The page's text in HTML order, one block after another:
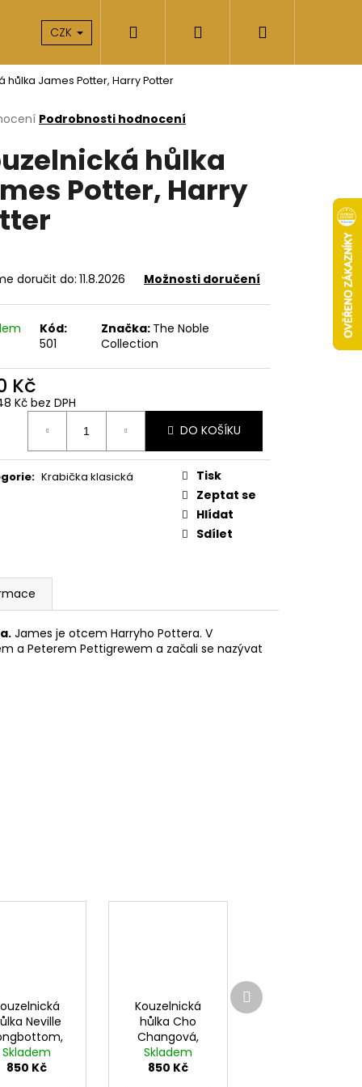
O nás
CZK Přihlášení
hůlka James Potter, Harry Potter
Podrobnosti hodnocení
hůlka
Potter, Harry
doručit do: 11.8.2026 Možnosti doručení
Kód:
501
Značka: The Noble
Collection
Kč
Kč bez DPH
DO KOŠÍKU
: Krabička klasická
Tisk
Zeptat se
Hlídat
Sdílet
James je otcem Harryho Pottera. V
a Peterem Pettigrewem a začali se nazývat
Neville
Harry Potter
Skladem
850 Kč
Kouzelnická
hůlka Cho
Changová,
Harry Potter
Skladem
850 Kč
Další
produkt
Z PŘÍČNÉ ULICE